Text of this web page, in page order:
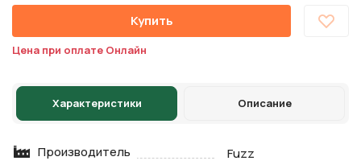
Купить
Цена при оплате Онлайн
Характеристики Описание
Производитель
Fuzz